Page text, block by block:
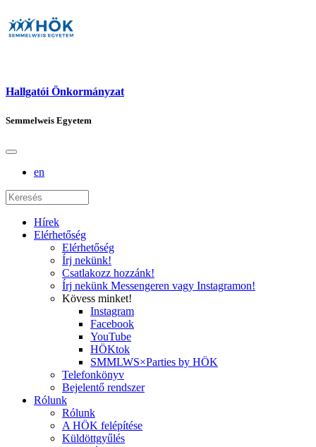
Hallgatói Önkormányzat
Semmelweis Egyetem
en
Hírek
Elérhetőség
Elérhetőség
Írj nekünk!
Csatlakozz hozzánk!
Írj nekünk Messengeren vagy Instagramon!
Kövess minket!
Instagram
Facebook
YouTube
HÖKtok
SMMLWS×Parties by HÖK
Telefonkönyv
Bejelentő rendszer
Rólunk
Rólunk
A HÖK felépítése
Küldöttgyűlés